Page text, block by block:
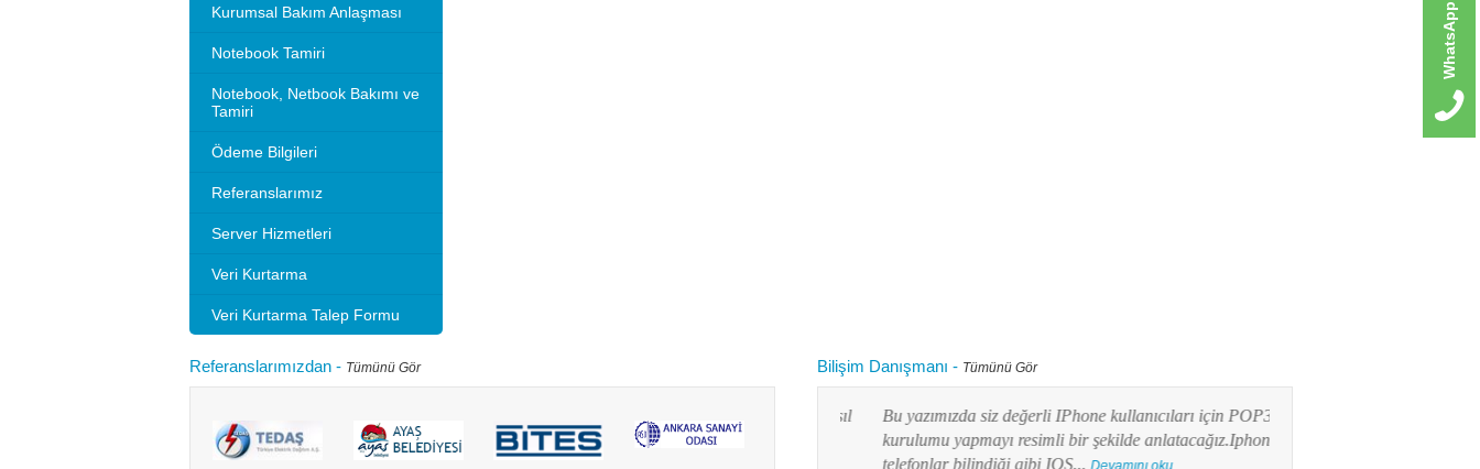
Kurumsal Bakım Anlaşması
Notebook Tamiri
Notebook, Netbook Bakımı ve
Tamiri
Ödeme Bilgileri
Referanslarımız
Server Hizmetleri
Veri Kurtarma
Veri Kurtarma Talep Formu
Referanslarımızdan - Tümünü Gör Bilişim Danışmanı - Tümünü Gör
sürümleri de benzer ayarlar ile
Resimlerin üzerine tıklay...
hızlandırırım" diye aklınızdan zaman zaman bu soru
Bu yazımızda siz değerli IPhone kullanıcıları için POP3 mail
kurulumu yapmayı resimli bir şekilde anlatacağız.Iphone
telefonlar bilindiği gibi IOS...Devamını oku...
WhatsApp